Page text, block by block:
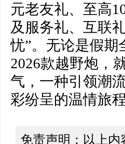
元老友礼、至高
及服务礼、互联
忧”。无论是假期
2026款越野炮，
气，一种引领潮
彩纷呈的温情旅程
免责声明：以上